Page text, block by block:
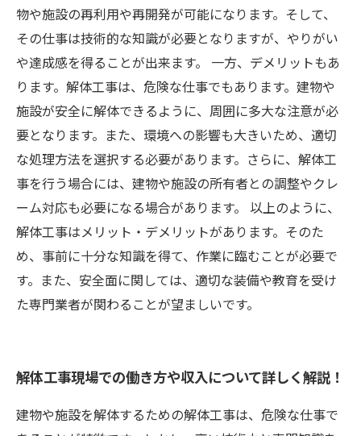
物や施設の再利用や再開発が可能になります。そして、
その仕事は技術的な知識が必要となりますが、やりがい
や達成感を得ることが出来ます。 一方、デメリットもあ
ります。解体工事は、危険な仕事でもあります。建物や
施設が安全に解体できるように、周囲に多大な注意が必
要となります。また、環境への影響も大きいため、適切
な処理方法を選択する必要があります。さらに、解体工
事を行う場合には、建物や施設の所有者との調整やクレ
ーム対応も必要になる場合があります。 以上のように、
解体工事はメリット・デメリットがあります。そのた
め、事前に十分な知識を得て、作業に臨むことが必要で
す。また、安全面に関しては、適切な装備や教育を受け
た専門業者が関わることが望ましいです。
解体工事現場での働き方や収入について詳しく解説！
建物や施設を解体するための解体工事は、危険な仕事で